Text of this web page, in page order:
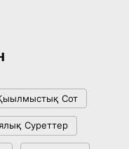
көлінің жай-
Сот
Суреттер